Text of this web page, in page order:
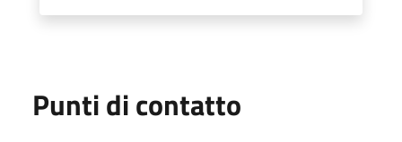
Punti di contatto